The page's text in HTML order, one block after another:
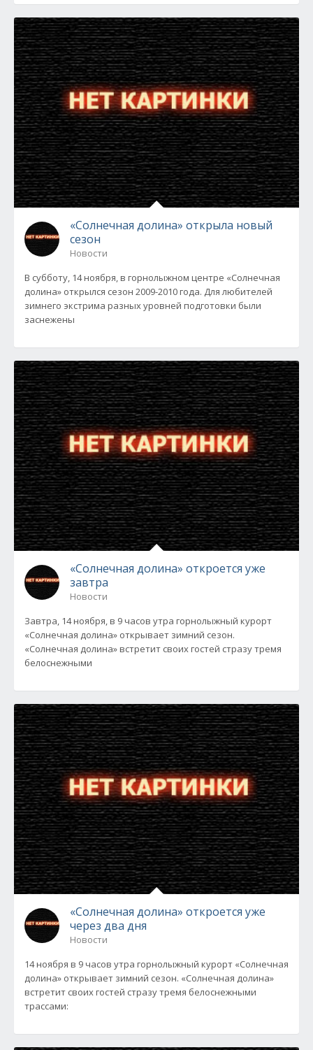
«Солнечная долина» открыла новый
сезон
Новости
В субботу, 14 ноября, в горнолыжном центре «Солнечная
долина» открылся сезон 2009-2010 года. Для любителей
зимнего экстрима разных уровней подготовки были
заснежены
«Солнечная долина» откроется уже
завтра
Новости
Завтра, 14 ноября, в 9 часов утра горнолыжный курорт
«Солнечная долина» открывает зимний сезон.
«Солнечная долина» встретит своих гостей стразу тремя
белоснежными
«Солнечная долина» откроется уже
через два дня
Новости
14 ноября в 9 часов утра горнолыжный курорт «Солнечная
долина» открывает зимний сезон. «Солнечная долина»
встретит своих гостей стразу тремя белоснежными
трассами: